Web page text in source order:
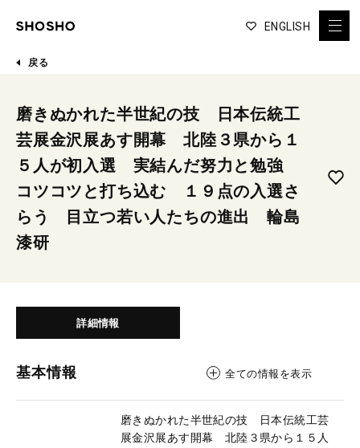
ENGLISH
戻る
磨きぬかれた半世紀の技 日本伝統工
芸展金沢展あす開幕 北陸３県から１
５人が初入選 実結んだ努力と勉強
コツコツと打ち込む １９点の入選さ
らう 目立つ若い人たちの進出 輪島
漆研
詳細情報
基本情報 全ての情報を表示
磨きぬかれた半世紀の技 日本伝統工芸
展金沢展あす開幕 北陸３県から１５人